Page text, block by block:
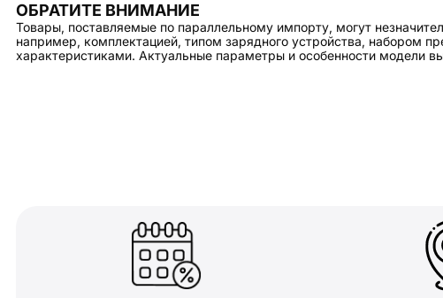
ОБРАТИТЕ ВНИМАНИЕ
Товары, поставляемые по параллельному импорту, могут
например, комплектацией, типом зарядного устройства, набором
характеристиками. Актуальные параметры и особенности модели